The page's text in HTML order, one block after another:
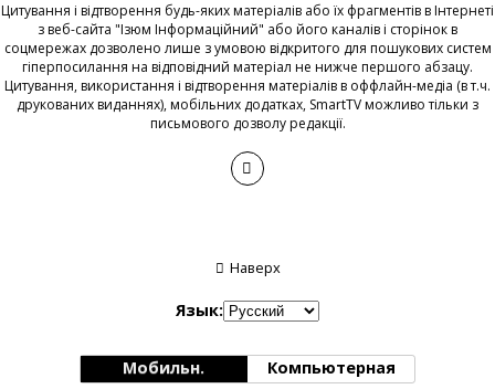
Цитування і відтворення будь-яких матеріалів або їх фрагментів в Інтернеті
з веб-сайта "Ізюм Інформаційний" або його каналів і сторінок в
соцмережах дозволено лише з умовою відкритого для пошукових систем
гіперпосилання на відповідний матеріал не нижче першого абзацу.
Цитування, використання і відтворення матеріалів в оффлайн-медіа (в т.ч.
друкованих виданнях), мобільних додатках, SmartTV можливо тільки з
письмового дозволу редакції.
Наверх
Язык:
Мобильн. Компьютерная